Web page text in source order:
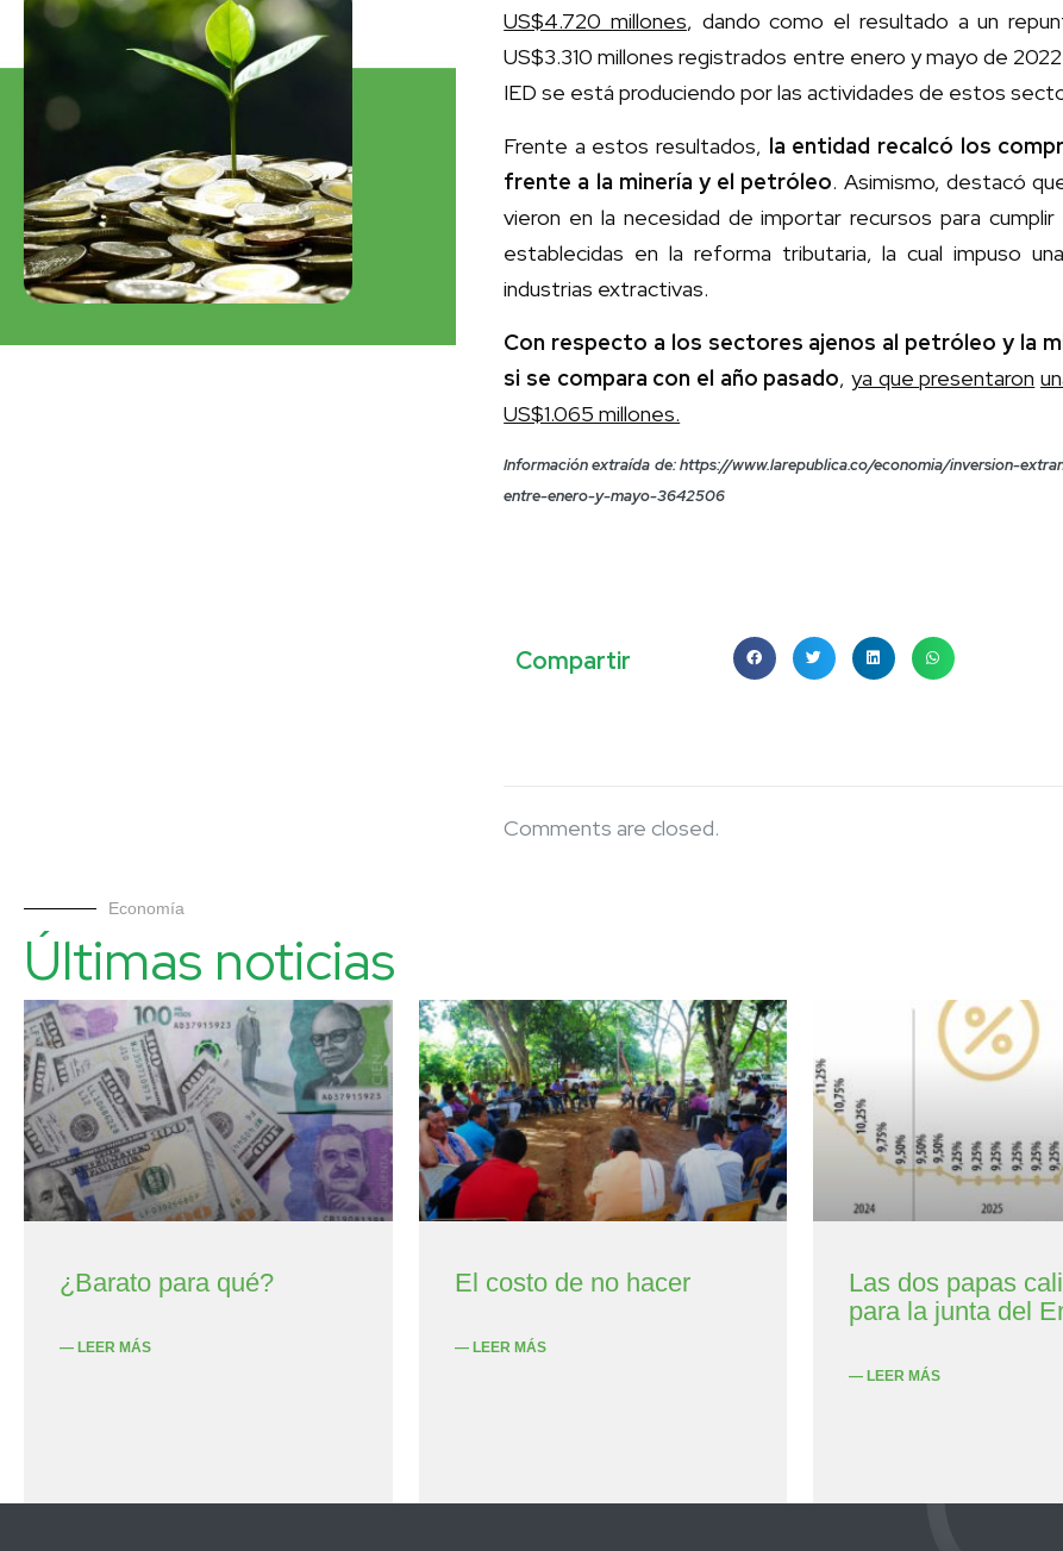
US$4.720 millones, dando como el resultado a un
US$3.310 millones registrados entre enero y mayo de
IED se está produciendo por las actividades de estos
Frente a estos resultados, la entidad recalcó los
frente a la minería y el petróleo. Asimismo, destacó
vieron en la necesidad de importar recursos para
establecidas en la reforma tributaria, la cual impuso
industrias extractivas.
Con respecto a los sectores ajenos al petróleo y la
si se compara con el año pasado, ya que presentaron
US$1.065 millones.
Información extraída de: https://www.larepublica.co/economia/inversion-
entre-enero-y-mayo-3642506
Compartir
Comments are closed.
Economía
Últimas noticias
¿Barato para qué?
— LEER MÁS
El costo de no hacer
— LEER MÁS
Las dos papas
para la junta del
— LEER MÁS